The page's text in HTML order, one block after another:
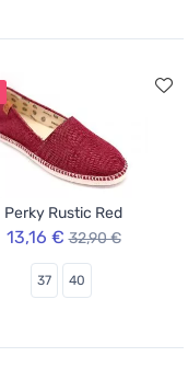
Perky Rustic Red
13,16 € 32,90 €
37 40